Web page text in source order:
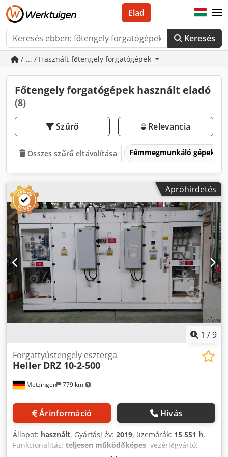
Keresés
Elad
/ ... / Használt főtengely forgatógépek
Főtengely forgatógépek használt eladó
(8)
Szűrő Relevancia
Összes szűrő eltávolítása Fémmegmunkáló gépek és
Apróhirdetés
1 /9
Metzingen 779 km
Forgattyústengely eszterga
Heller DRZ 10-2-500
Árinformáció Hívás
Állapot: használt, Gyártási év: 2019, üzemórák: 15 551 h,
Funkcionalitás: teljesen működőképes, vezérlőgyártó: